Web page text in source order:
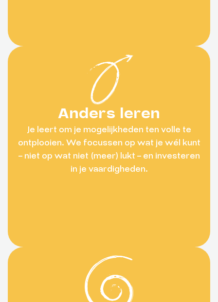
Anders leren
Je leert om je mogelijkheden ten volle te
ontplooien. We focussen op wat je wél kunt
– niet op wat niet (meer) lukt – en investeren
in je vaardigheden.